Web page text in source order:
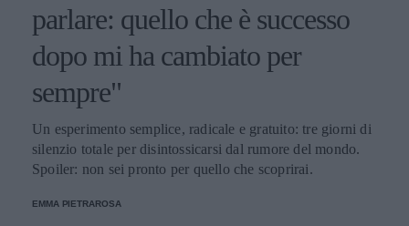
parlare: quello che è successo
dopo mi ha cambiato per
sempre"
Un esperimento semplice, radicale e gratuito: tre giorni di
silenzio totale per disintossicarsi dal rumore del mondo.
Spoiler: non sei pronto per quello che scoprirai.
EMMA PIETRAROSA